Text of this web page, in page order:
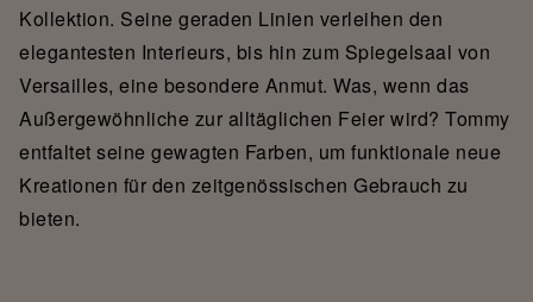
Kollektion. Seine geraden Linien verleihen den
elegantesten Interieurs, bis hin zum Spiegelsaal von
Versailles, eine besondere Anmut. Was, wenn das
Außergewöhnliche zur alltäglichen Feier wird? Tommy
entfaltet seine gewagten Farben, um funktionale neue
Kreationen für den zeitgenössischen Gebrauch zu
bieten.